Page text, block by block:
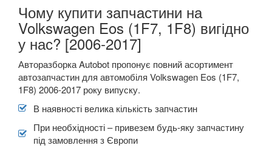
Чому купити запчастини на
Volkswagen Eos (1F7, 1F8) вигідно
у нас? [2006-2017]
Авторазборка Autobot пропонує повний асортимент
автозапчастин для автомобіля Volkswagen Eos (1F7,
1F8) 2006-2017 року випуску.
В наявності велика кількість запчастин
При необхідності – привезем будь-яку запчастину
під замовлення з Європи